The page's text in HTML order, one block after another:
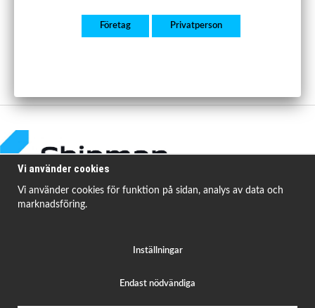
vanligt förekommande fordonsproblem.
Företag Privatperson
Vi använder cookies
Vi använder cookies för funktion på sidan, analys av data och
marknadsföring.
Inställningar
Endast nödvändiga